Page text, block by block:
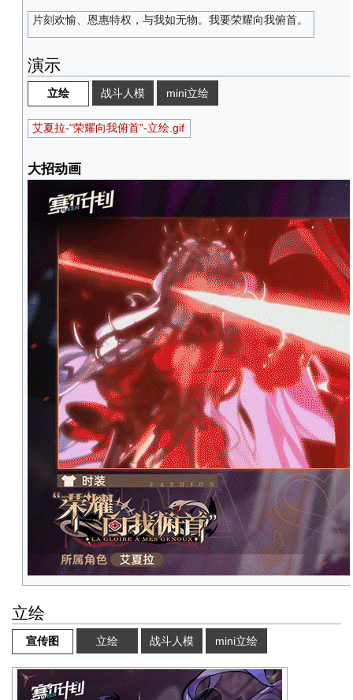
片刻欢愉、恩惠特权，与我如无物。我要荣耀向我俯首。
演示
立绘 战斗人模 mini立绘
艾夏拉-“荣耀向我俯首”-立绘.gif
大招动画
立绘
宣传图 立绘 战斗人模 mini立绘